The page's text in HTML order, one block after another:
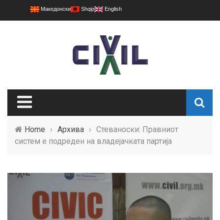
Македонски Shqip English
Home › Архива › Стеваноски: Правниот
систем е подреден на владејачката партија